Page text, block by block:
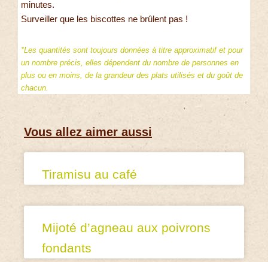
minutes.
Surveiller que les biscottes ne brûlent pas !
*Les quantités sont toujours données à titre approximatif et pour
un nombre précis, elles dépendent du nombre de personnes en
plus ou en moins, de la grandeur des plats utilisés et du goût de
chacun.
Vous allez aimer aussi
Tiramisu au café
Mijoté d’agneau aux poivrons
fondants